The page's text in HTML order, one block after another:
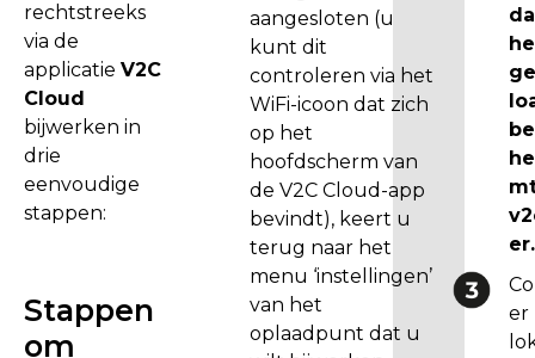
rechtstreeks
via de
applicatie V2C
Cloud
bijwerken in
drie
eenvoudige
stappen:
Stappen
om
aangesloten (u
kunt dit
controleren via het
WiFi-icoon dat zich
op het
hoofdscherm van
de V2C Cloud-app
bevindt), keert u
terug naar het
menu ‘instellingen’
van het
oplaadpunt dat u
v
o
er